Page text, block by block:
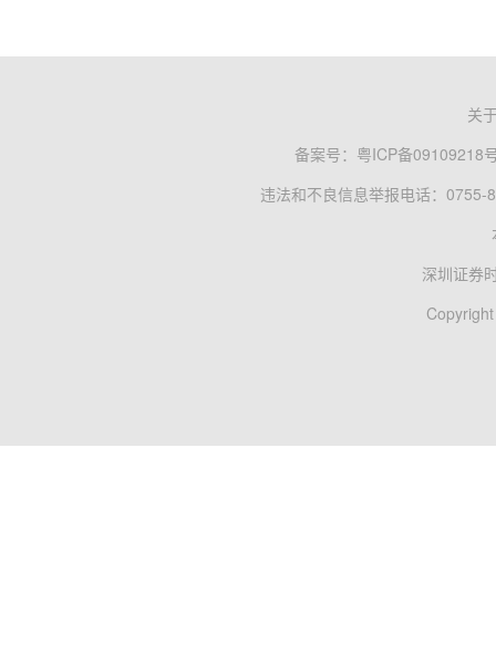
关
备案号： 粤ICP备09109218
违法和不良信息举报电话：0755-
深圳证券